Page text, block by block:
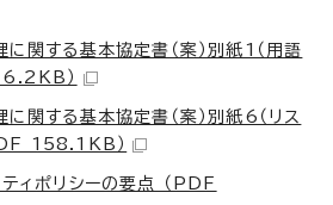
関する基本協定書（案）別紙1（用語
）
関する基本協定書（案）別紙6（リス
158.1KB）
ィポリシーの要点 （PDF